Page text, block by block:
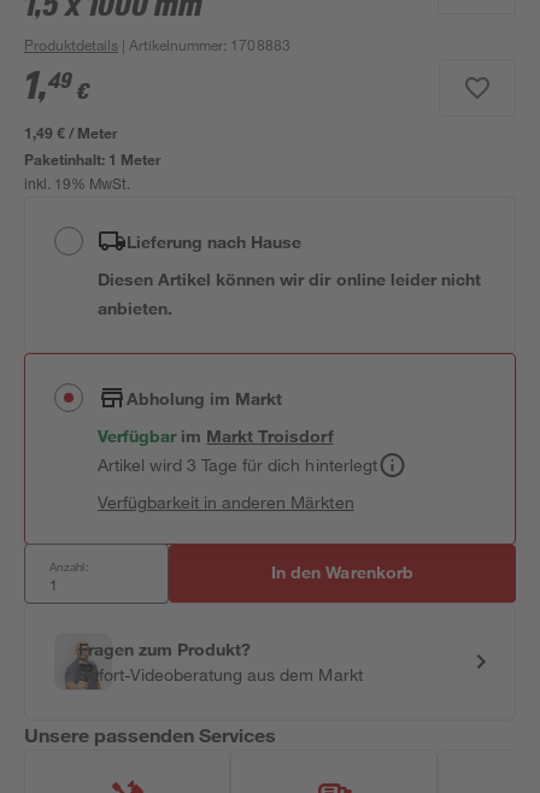
Produktdetails | Artikelnummer: 1708883
1,49 €
1,49 € / Meter
Paketinhalt: 1 Meter
inkl. 19% MwSt.
Lieferung nach Hause
Diesen Artikel können wir dir online leider nicht
anbieten.
Abholung im Markt
Verfügbar im MarktTroisdorf
Artikel wird 3 Tage für dich hinterlegt
Verfügbarkeit in anderen Märkten
Anzahl: In den Warenkorb
Fragen zum Produkt?
Sofort-Videoberatung aus dem Markt
Unsere passenden Services